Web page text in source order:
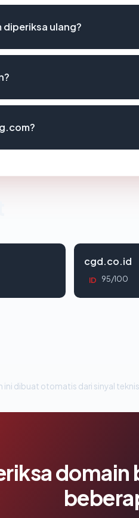
ulang?
cgd.co.id
ID 95/100
ini dibuat otomatis dari sinyal